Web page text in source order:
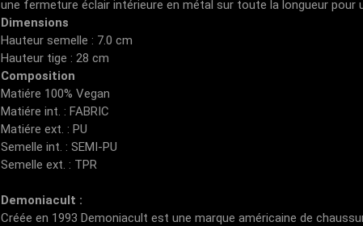
une fermeture éclair intérieure en métal sur toute la longueur
Dimensions
Hauteur semelle : 7.0 cm
Hauteur tige : 28 cm
Composition
Matiére 100% Vegan
Matiére int. : FABRIC
Matiére ext. : PU
Semelle int. : SEMI-PU
Semelle ext. : TPR
Demoniacult :
Créée en 1993 Demoniacult est une marque américaine de